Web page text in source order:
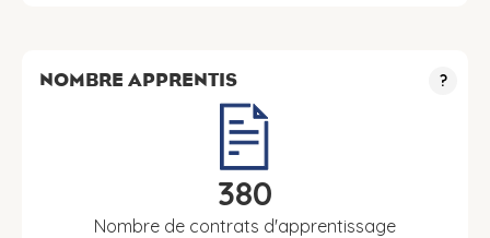
NOMBRE APPRENTIS ?
380
Nombre de contrats d'apprentissage